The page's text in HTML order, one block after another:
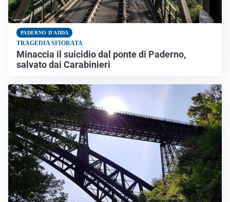
PADERNO D'ADDA
TRAGEDIA SFIORATA
Minaccia il suicidio dal ponte di Paderno,
salvato dai Carabinieri